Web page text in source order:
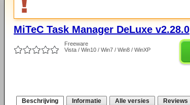
MiTeC Task Manager DeLuxe v2.28.0
Freeware
Vista / Win10 / Win7 / Win8 / WinXP
Beschrijving Informatie Alle versies Reviews